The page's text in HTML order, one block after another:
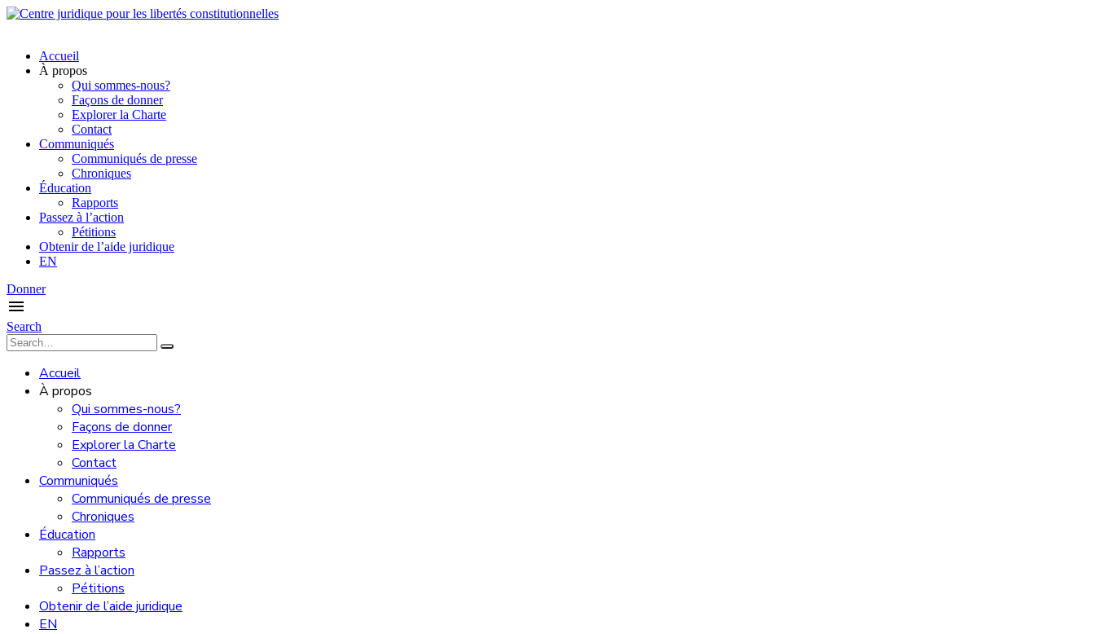
Accueil
À propos
Qui sommes-nous?
Façons de donner
Explorer la Charte
Contact
Communiqués
Communiqués de presse
Chroniques
Éducation
Rapports
Passez à l’action
Pétitions
Obtenir de l’aide juridique
EN
Donner
Search
Accueil
À propos
Qui sommes-nous?
Façons de donner
Explorer la Charte
Contact
Communiqués
Communiqués de presse
Chroniques
Éducation
Rapports
Passez à l’action
Pétitions
Obtenir de l’aide juridique
EN